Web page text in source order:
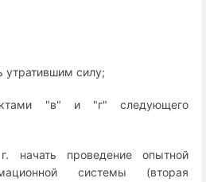
утратившим силу;
"в" и "г" следующего
проведение опытной
системы (вторая